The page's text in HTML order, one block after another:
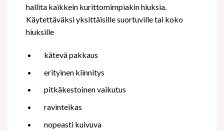
hallita kaikkein kurittomimpiakin hiuksia.
Käytettäväksi yksittäisille suortuville tai koko
hiuksille
kätevä pakkaus
erityinen kiinnitys
pitkäkestoinen vaikutus
ravinteikas
nopeasti kuivuva